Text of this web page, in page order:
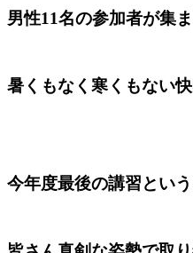
男性11名の参加者が集ま
暑くもなく寒くもない
今年度最後の講習という